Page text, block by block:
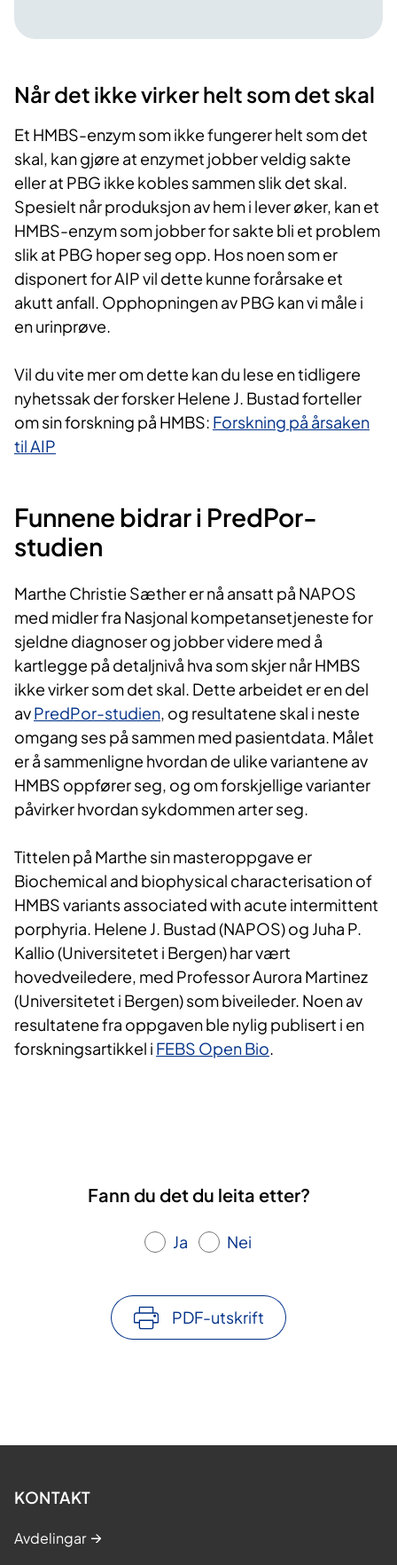
Når det ikke virker helt som det skal
Et HMBS-enzym som ikke fungerer helt som det
skal, kan gjøre at enzymet jobber veldig sakte
eller at PBG ikke kobles sammen slik det skal.
Spesielt når produksjon av hem i lever øker, kan et
HMBS-enzym som jobber for sakte bli et problem
slik at PBG hoper seg opp. Hos noen som er
disponert for AIP vil dette kunne forårsake et
akutt anfall. Opphopningen av PBG kan vi måle i
en urinprøve.
Vil du vite mer om dette kan du lese en tidligere
nyhetssak der forsker Helene J. Bustad forteller
om sin forskning på HMBS: Forskning på årsaken
til AIP
​Funnene bidrar i PredPor-
studien
Marthe Christie Sæther er nå ansatt på NAPOS
med midler fra Nasjonal kompetansetjeneste for
sjeldne diagnoser og jobber videre med å
kartlegge på detaljnivå hva som skjer når HMBS
ikke virker som det skal. Dette arbeidet er en del
avPredPor-studien, og resultatene skal i neste
omgang ses på sammen med pasientdata. Målet
er å sammenligne hvordan de ulike variantene av
HMBS oppfører seg, og om forskjellige varianter
påvirker hvordan sykdommen arter seg.
Tittelen på Marthe sin masteroppgave er
Biochemical and biophysical characterisation of
HMBS variants associated with acute intermittent
porphyria. Helene J. Bustad (NAPOS) og Juha P.
Kallio (Universitetet i Bergen) har vært
hovedveiledere, med Professor Aurora Martinez
(Universitetet i Bergen) som biveileder. Noen av
resultatene fra oppgaven ble nylig publisert i en
forskningsartikkel i FEBS Open Bio​.
Fann du det du leita etter?
Ja Nei
PDF-utskrift
KONTAKT
Avdelingar